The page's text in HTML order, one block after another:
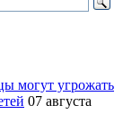
могут угрожать
07 августа